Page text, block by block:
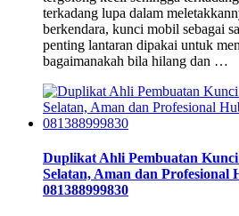
terkadang lupa dalam
berkendara, kunci mobil sebagai
penting lantaran dipakai untuk
bagaimanakah bila hilang dan …
Duplikat Ahli Pembuatan
Selatan, Aman dan Profesional
081388999830